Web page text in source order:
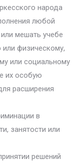
народа
любой
мешать учебе
физическому,
или социальному
их особую
расширения
в
занятости или
решений